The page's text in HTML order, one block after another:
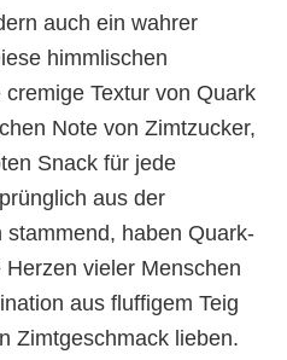
auch ein wahrer
himmlischen
Textur von Quark
Note von Zimtzucker,
Snack für jede
aus der
haben Quark-
vieler Menschen
aus fluffigem Teig
Zimtgeschmack lieben.